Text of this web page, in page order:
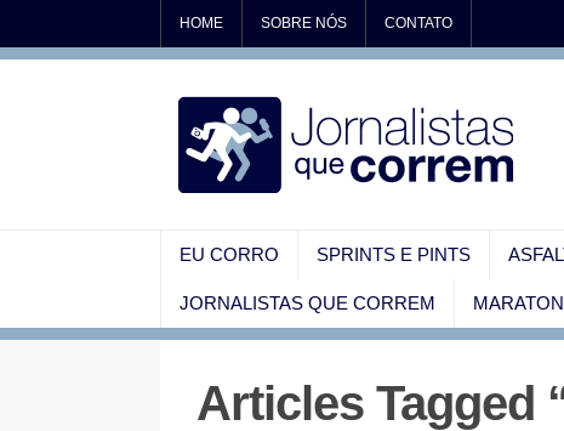
HOME SOBRE NÓS CONTATO
EU CORRO SPRINTS E PINTS
JORNALISTAS QUE CORREM
Articles Tagged